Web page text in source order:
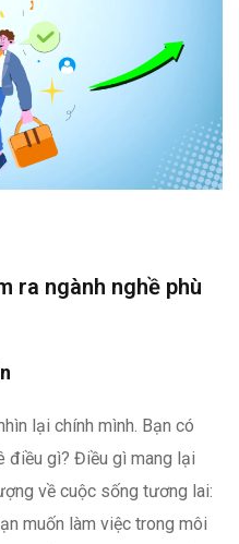
ra ngành nghề phù
lại chính mình. Bạn có
điều gì? Điều gì mang lại
về cuộc sống tương lai:
muốn làm việc trong môi